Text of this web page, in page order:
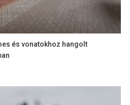
és vonatokhoz hangolt